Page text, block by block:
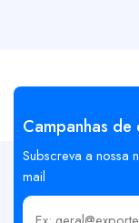
Campanhas de
Subscreva a nossa
mail